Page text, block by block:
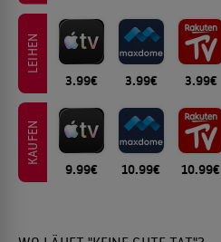
LEIHEN
3.99€ 3.99€ 3.99€
KAUFEN
9.99€ 10.99€ 10.99€